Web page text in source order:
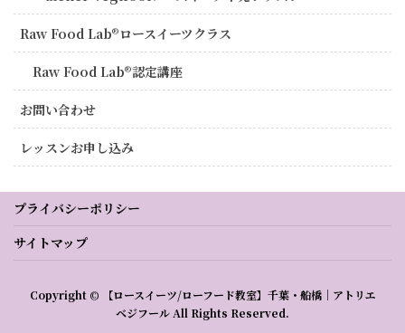
Raw Food Lab®︎ロースイーツクラス
Raw Food Lab®︎認定講座
お問い合わせ
レッスンお申し込み
プライバシーポリシー
サイトマップ
Copyright © 【ロースイーツ/ローフード教室】千葉・船橋｜アトリエ
ベジフール All Rights Reserved.